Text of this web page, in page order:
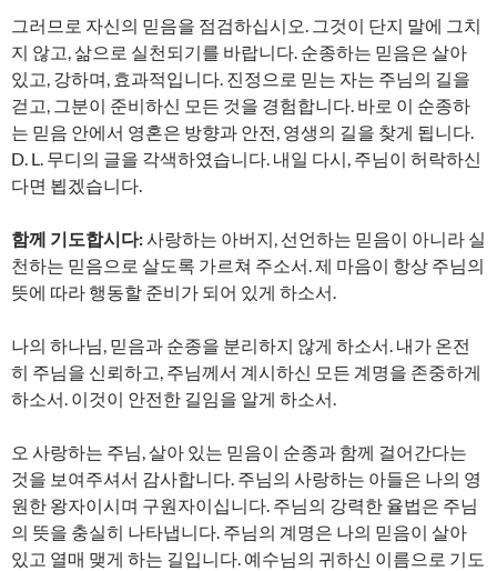
그러므로 자신의 믿음을 점검하십시오. 그것이 단지 말에 그치
지 않고, 삶으로 실천되기를 바랍니다. 순종하는 믿음은 살아
있고, 강하며, 효과적입니다. 진정으로 믿는 자는 주님의 길을
걷고, 그분이 준비하신 모든 것을 경험합니다. 바로 이 순종하
는 믿음 안에서 영혼은 방향과 안전, 영생의 길을 찾게 됩니다.
D. L. 무디의 글을 각색하였습니다. 내일 다시, 주님이 허락하신
다면 뵙겠습니다.
함께 기도합시다:사랑하는 아버지, 선언하는 믿음이 아니라 실
천하는 믿음으로 살도록 가르쳐 주소서. 제 마음이 항상 주님의
뜻에 따라 행동할 준비가 되어 있게 하소서.
나의 하나님, 믿음과 순종을 분리하지 않게 하소서. 내가 온전
히 주님을 신뢰하고, 주님께서 계시하신 모든 계명을 존중하게
하소서. 이것이 안전한 길임을 알게 하소서.
오 사랑하는 주님, 살아 있는 믿음이 순종과 함께 걸어간다는
것을 보여주셔서 감사합니다. 주님의 사랑하는 아들은 나의 영
원한 왕자이시며 구원자이십니다. 주님의 강력한 율법은 주님
의 뜻을 충실히 나타냅니다. 주님의 계명은 나의 믿음이 살아
있고 열매 맺게 하는 길입니다. 예수님의 귀하신 이름으로 기도